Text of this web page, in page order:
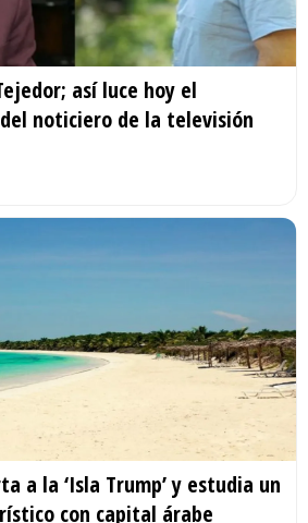
así luce hoy el
noticiero de la televisión
a la ‘Isla Trump’ y estudia un
con capital árabe